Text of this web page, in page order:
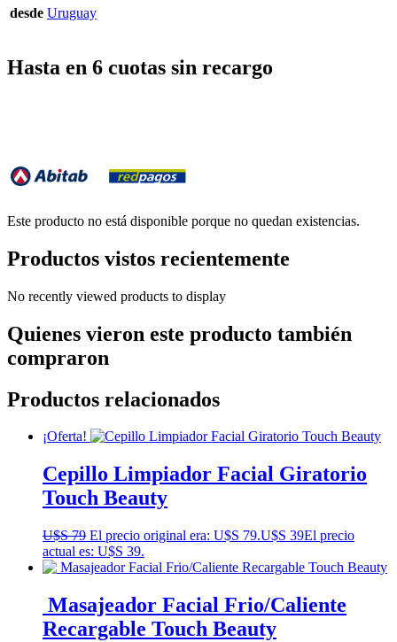
desde Uruguay
Hasta en 6 cuotas sin recargo
Este producto no está disponible porque no quedan existencias.
Productos vistos recientemente
No recently viewed products to display
Quienes vieron este producto también
compraron
Productos relacionados
¡Oferta!
Cepillo Limpiador Facial Giratorio
Touch Beauty
U$S79 El precio original era: U$S 79.U$S 39El precio
actual es: U$S 39.
Masajeador Facial Frio/Caliente
Recargable Touch Beauty